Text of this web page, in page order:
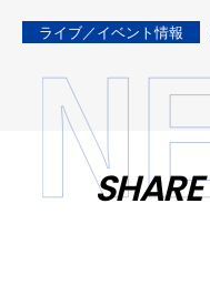
ライブ／イベント情報
SHARE